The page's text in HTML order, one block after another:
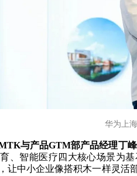
华为上
与产品GTM部产品经理丁峰
、智能医疗四大核心场景为
让中小企业像搭积木一样灵